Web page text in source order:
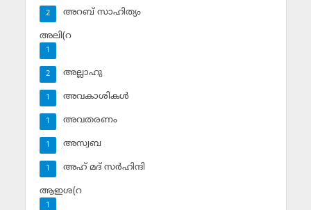
അറബ് സാഹിത്യം
2
അലി(റ
1
അല്ലാഹു
2
അവകാശികള്‍
1
അവതരണം
1
അസ്വബ
1
അഹ് മദ് സര്‍ഹിന്ദി
1
ആഇശ(റ
1